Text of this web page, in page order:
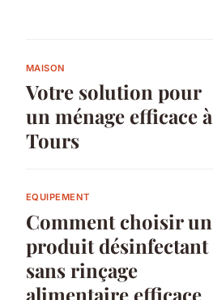
MAISON
Votre solution pour
un ménage efficace à
Tours
EQUIPEMENT
Comment choisir un
produit désinfectant
sans rinçage
alimentaire efficace